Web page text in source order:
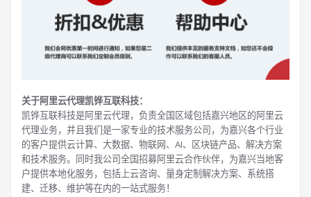
关于阿里云代理凯铧互联科技：
凯铧互联科技是阿里云代理，负责全国区域包括嘉兴地区的阿里云
代理业务，并且我们是一家专业的技术服务公司，为嘉兴各个行业
的客户提供云计算、大数据、物联网、AI、区块链产品、解决方案
和技术服务。同时我公司全国招募阿里云合作伙伴，为嘉兴当地客
户提供本地化服务，包括上云咨询、量身定制解决方案、系统搭
建、迁移、维护等在内的一站式服务！